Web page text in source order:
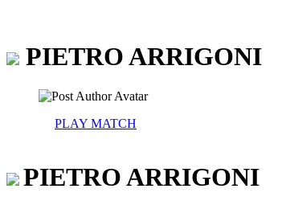
PIETROARRIGONI
PLAY MATCH
PIETROARRIGONI